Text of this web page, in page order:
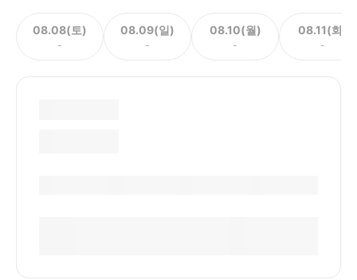
08.08(토)
-
08.09(일)
-
08.10(월)
-
08.11(화)
-